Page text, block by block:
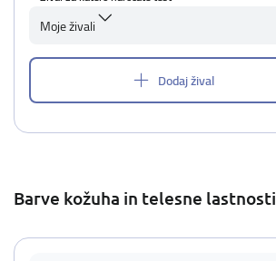
Moje živali
Dodaj žival
Barve kožuha in telesne lastnosti